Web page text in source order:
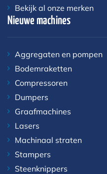
Bekijk al onze merken
Nieuwe machines
Aggregaten en pompen
Bodemraketten
Compressoren
Dumpers
Graafmachines
Lasers
Machinaal straten
Stampers
Steenknippers